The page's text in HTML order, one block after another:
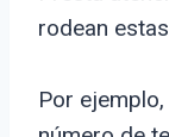
rodean
Por